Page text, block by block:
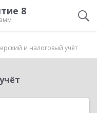
8
и налоговый учёт